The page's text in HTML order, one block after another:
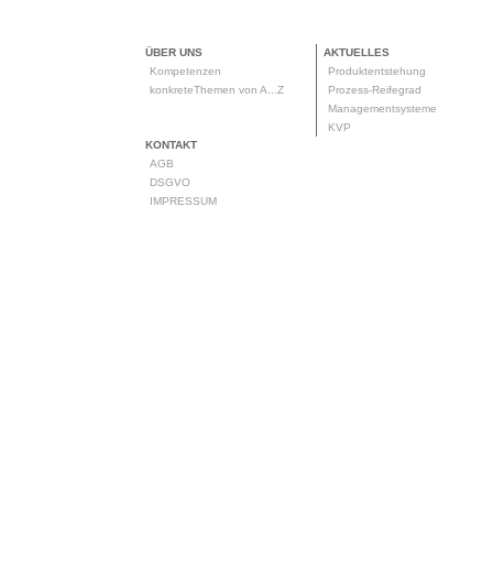
ÜBER UNS
Kompetenzen
konkreteThemen von A...Z
AKTUELLES
Produktentstehung
Prozess-Reifegrad
Managementsysteme
KVP
KONTAKT
AGB
DSGVO
IMPRESSUM